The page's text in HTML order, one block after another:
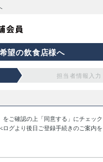
望の飲食店様へ
担当者情報入力
ご確認の上「同意する」にチェッ
グより後日ご登録手続きのご案内